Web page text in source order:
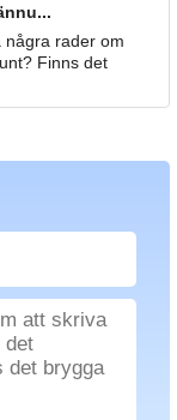
några rader om
Finns det